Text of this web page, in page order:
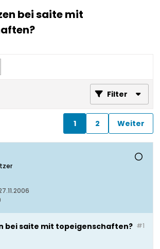
bei saite mit
Filter
1 2 Weiter
#1
bei saite mit topeigenschaften?